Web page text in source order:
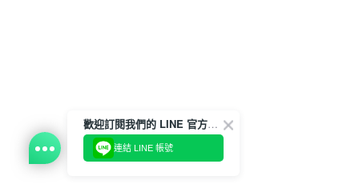
歡迎訂閱我們的 LINE 官方帳號
連結 LINE 帳號